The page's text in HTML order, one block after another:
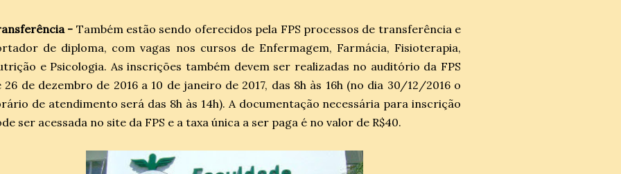
- Também estão sendo oferecidos pela FPS processos de transferência e
de diploma, com vagas nos cursos de Enfermagem, Farmácia, Fisioterapia,
e Psicologia. As inscrições também devem ser realizadas no auditório da FPS
26 de dezembro de 2016 a 10 de janeiro de 2017, das 8h às 16h (no dia 30/12/2016 o
de atendimento será das 8h às 14h). A documentação necessária para inscrição
ser acessada no site da FPS e a taxa única a ser paga é no valor de R$40.